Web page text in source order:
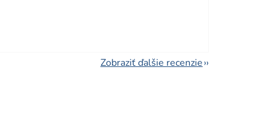
Zobraziť ďalšie recenzie